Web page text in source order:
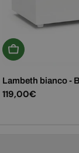
Aggiungi Al
Lambeth bianco -
Prezzo
119,00€